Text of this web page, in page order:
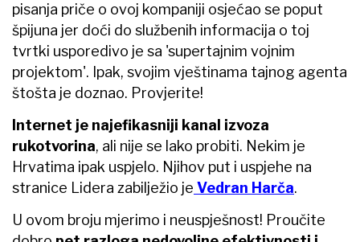
pisanja priče o ovoj kompaniji osjećao se poput
špijuna jer doći do službenih informacija o toj
tvrtki usporedivo je sa 'supertajnim vojnim
projektom'. Ipak, svojim vještinama tajnog agenta
štošta je doznao. Provjerite!
Internet je najefikasniji kanal izvoza
rukotvorina, ali nije se lako probiti. Nekim je
Hrvatima ipak uspjelo. Njihov put i uspjehe na
stranice Lidera zabilježio je Vedran Harča.
U ovom broju mjerimo i neuspješnost! Proučite